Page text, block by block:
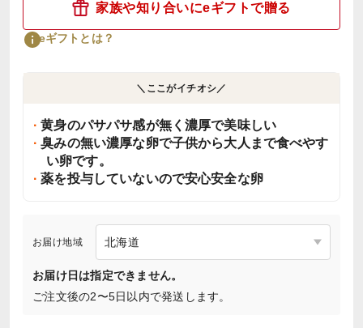
家族や知り合いにeギフトで贈る
eギフトとは？
＼ここがイチオシ／
黄身のパサパサ感が無く濃厚で美味しい
臭みの無い濃厚な卵で子供から大人まで食べやす
い卵です。
薬を投与していないので安心安全な卵
お届け地域
お届け日は指定できません。
ご注文後の2〜5日以内で発送します。